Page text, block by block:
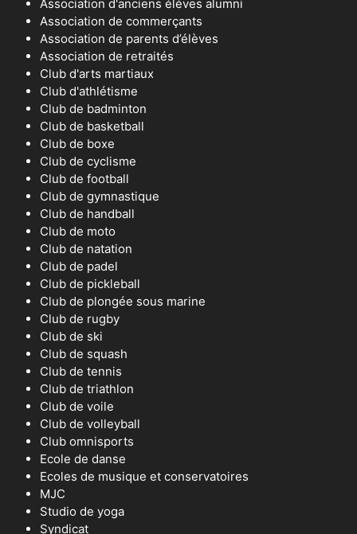
Association d'anciens éléves alumni
Association de commerçants
Association de parents d’élèves
Association de retraités
Club d'arts martiaux
Club d'athlétisme
Club de badminton
Club de basketball
Club de boxe
Club de cyclisme
Club de football
Club de gymnastique
Club de handball
Club de moto
Club de natation
Club de padel
Club de pickleball
Club de plongée sous marine
Club de rugby
Club de ski
Club de squash
Club de tennis
Club de triathlon
Club de voile
Club de volleyball
Club omnisports
Ecole de danse
Ecoles de musique et conservatoires
MJC
Studio de yoga
Syndicat